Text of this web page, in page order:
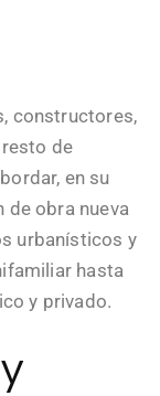
constructores,
de
en su
obra nueva
urbanísticos y
hasta
y privado.